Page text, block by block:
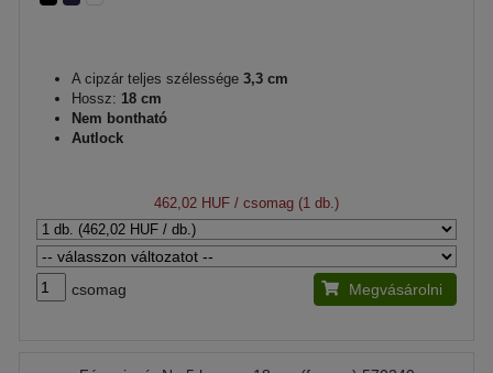
A cipzár teljes szélessége 3,3 cm
Hossz: 18 cm
Nem bontható
Autlock
462,02 HUF / csomag (1 db.)
csomag Megvásárolni